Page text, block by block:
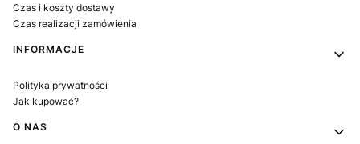
Czas i koszty dostawy
Czas realizacji zamówienia
INFORMACJE
Polityka prywatności
Jak kupować?
O NAS